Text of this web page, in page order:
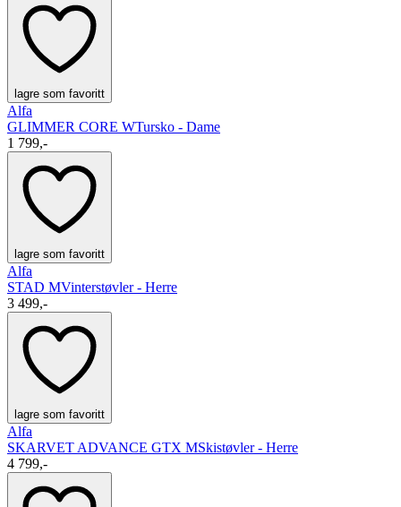
lagre som favoritt
Alfa
GLIMMER CORE WTursko - Dame
1 799,-
lagre som favoritt
Alfa
STAD MVinterstøvler - Herre
3 499,-
lagre som favoritt
Alfa
SKARVET ADVANCE GTX MSkistøvler - Herre
4 799,-